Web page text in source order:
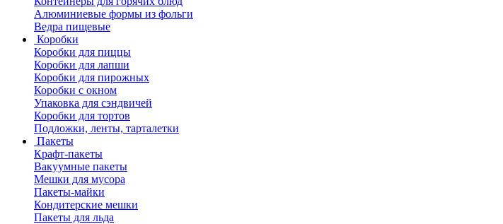
Алюминиевые формы из фольги
Ведра пищевые
Коробки
Коробки для пиццы
Коробки для лапши
Коробки для пирожных
Коробки с окном
Упаковка для сэндвичей
Коробки для тортов
Подложки, ленты, тарталетки
Пакеты
Крафт-пакеты
Вакуумные пакеты
Мешки для мусора
Пакеты-майки
Кондитерские мешки
Пакеты для льда